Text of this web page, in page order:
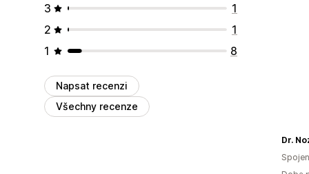
3
1
2
1
1
8
Napsat recenzi
Všechny recenze
Dr.